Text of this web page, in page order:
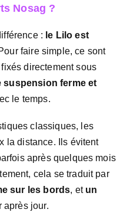
Nosag ?
: le Lilo est
faire simple, ce sont
fixés directement sous
suspension ferme et
le temps.
classiques, les
la distance. Ils évitent
après quelques mois
cela se traduit par
sur les bords, et un
après jour.